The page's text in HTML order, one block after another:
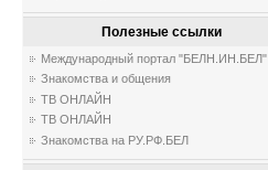
Полезные ссылки
Международный портал "БЕЛН.ИН.БЕЛ"
Знакомства и общения
ТВ ОНЛАЙН
ТВ ОНЛАЙН
Знакомства на РУ.РФ.БЕЛ